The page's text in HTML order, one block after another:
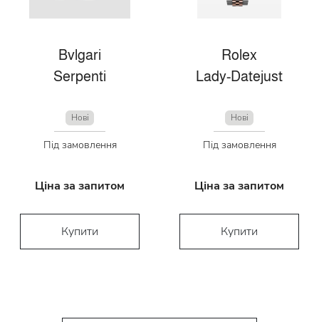
Bvlgari
Serpenti
Нові
Під замовлення
Ціна за запитом
Купити
Rolex
Lady-Datejust
Нові
Під замовлення
Ціна за запитом
Купити